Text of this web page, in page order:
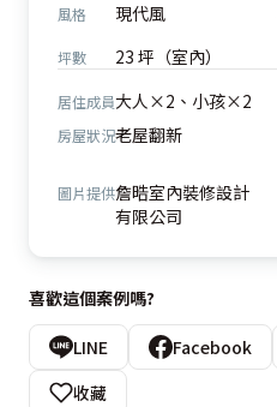
風格 現代風
坪數 23 坪（室內）
居住成員大人×2、小孩×2
房屋狀況老屋翻新
圖片提供詹晧室內裝修設計
有限公司
喜歡這個案例嗎?
LINE Facebook
收藏